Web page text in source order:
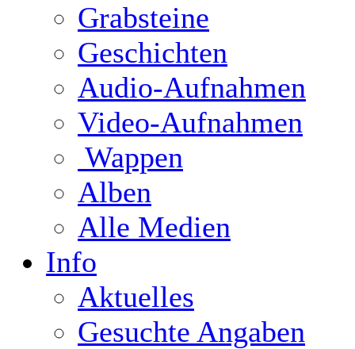
Grabsteine
Geschichten
Audio-Aufnahmen
Video-Aufnahmen
Wappen
Alben
Alle Medien
Info
Aktuelles
Gesuchte Angaben